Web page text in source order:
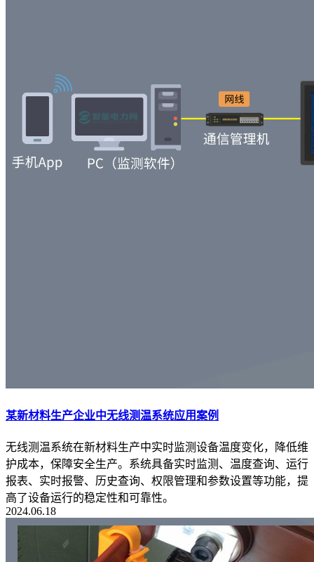
某新材料生产企业中无线测温系统应用案例
无线测温系统在新材料生产中实时监测设备温度变化，降低维
护成本，保障安全生产。系统具备实时监测、温度查询、运行
报表、实时报警、历史查询、权限管理和参数设置等功能，提
高了设备运行的稳定性和可靠性。
2024.06.18